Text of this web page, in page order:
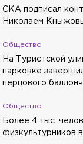
СКА подписал
Николаем
Общество
На Туристской
парковке
перцового
Общество
Более 4 тыс.
физкультурников